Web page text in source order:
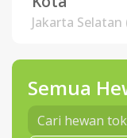
Jakarta Selatan
Semua